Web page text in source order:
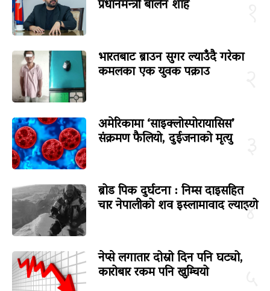
प्रधानमन्त्री बालेन शाह
भारतबाट ब्राउन सुगर ल्याउँदै गरेका
कमलका एक युवक पक्राउ
अमेरिकामा ‘साइक्लोस्पोरायासिस’
संक्रमण फैलियो, दुईजनाको मृत्यु
४
ब्रोड पिक दुर्घटना : निम्स दाइसहित
चार नेपालीको शव इस्लामावाद ल्याइयो
नेप्से लगातार दोस्रो दिन पनि घट्यो,
कारोबार रकम पनि खुम्चियो